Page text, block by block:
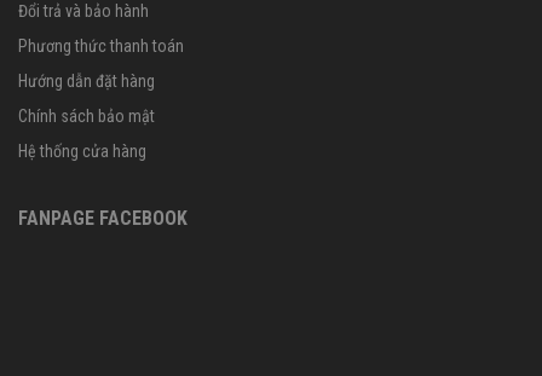
Đổi trả và bảo hành
Phương thức thanh toán
Hướng dẫn đặt hàng
Chính sách bảo mật
Hệ thống cửa hàng
FANPAGE FACEBOOK